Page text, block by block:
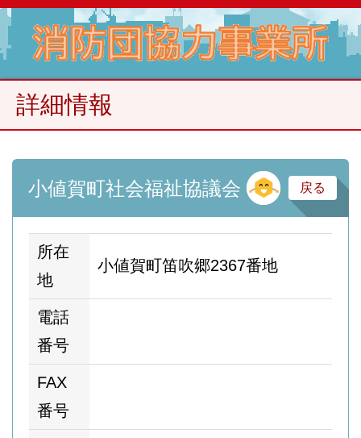
詳細情報
小値賀町社会福祉協議会 そ
戻る
所在
地
小値賀町笛吹郷2367番地
電話
番号
FAX
番号